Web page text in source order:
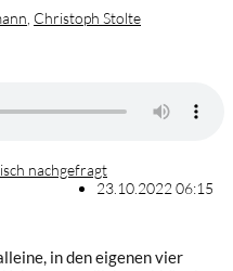
Christoph Stolte
nachgefragt
23.10.2022 06:15
in den eigenen vier